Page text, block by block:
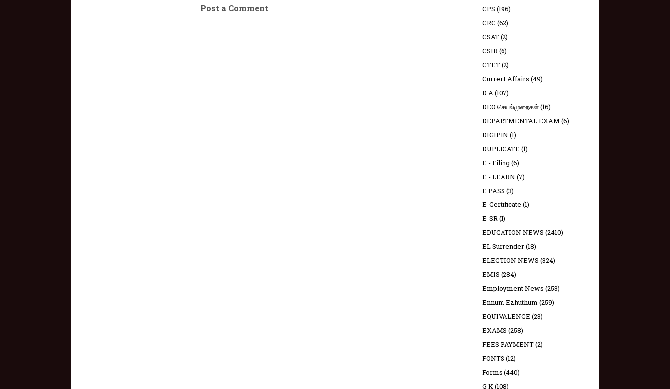
Post a Comment
CPS (196)
CRC (62)
CSAT(2)
CSIR(6)
CTET(2)
Current Affairs (49)
D A(107)
DEO செயல்முறைகள்(16)
DEPARTMENTAL EXAM (6)
DIGIPIN (1)
DUPLICATE (1)
E - Filing(6)
E - LEARN (7)
E PASS (3)
E-Certificate (1)
E-SR(1)
EDUCATION NEWS (2410)
EL Surrender(18)
ELECTION NEWS (324)
EMIS (284)
Employment News (253)
Ennum Ezhuthum (259)
EQUIVALENCE (23)
EXAMS (258)
FEES PAYMENT(2)
FONTS (12)
Forms (440)
G K(108)